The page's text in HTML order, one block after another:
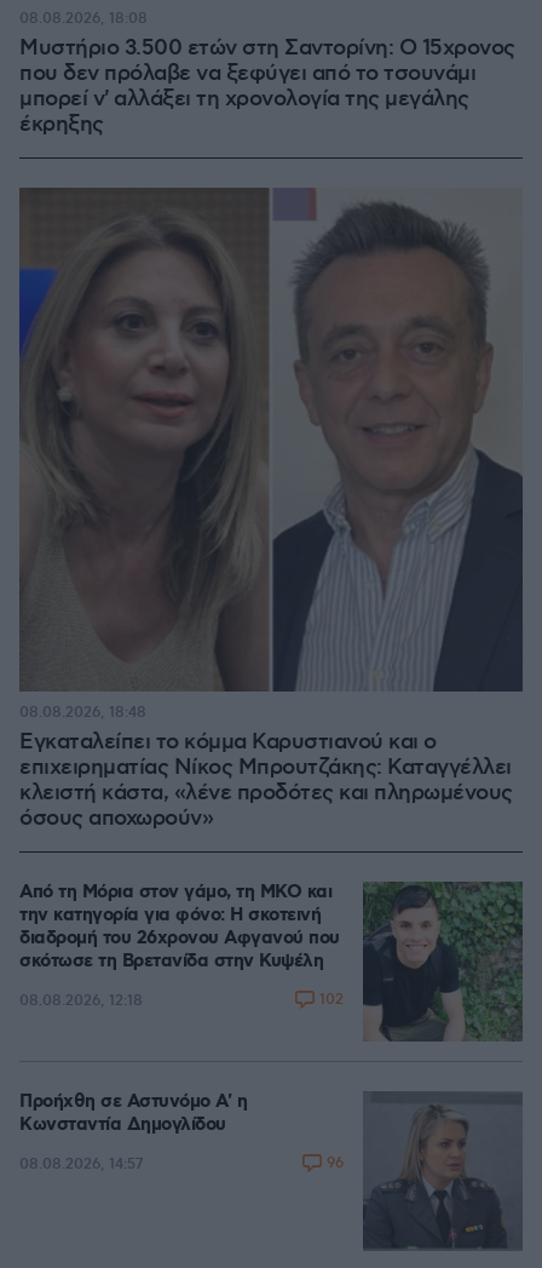
Μυστήριο 3.500 ετών στη Σαντορίνη: Ο 15χρονος
που δεν πρόλαβε να ξεφύγει από το τσουνάμι
μπορεί ν' αλλάξει τη χρονολογία της μεγάλης
έκρηξης
08.08.2026, 18:08
Εγκαταλείπει το κόμμα Καρυστιανού και ο
επιχειρηματίας Νίκος Μπρουτζάκης: Καταγγέλλει
κλειστή κάστα, «λένε προδότες και πληρωμένους
όσους αποχωρούν»
08.08.2026, 18:48
Από τη Μόρια στον γάμο, τη ΜΚΟ και
την κατηγορία για φόνο: Η σκοτεινή
διαδρομή του 26χρονου Αφγανού που
σκότωσε τη Βρετανίδα στην Κυψέλη
08.08.2026, 12:18 102
Προήχθη σε Αστυνόμο Α' η
Κωνσταντία Δημογλίδου
08.08.2026, 14:57 96